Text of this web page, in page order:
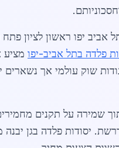
אביב יפו ראשון לציון
פלדה בתל אביב-יפו מציע
שמירה על תקנים
יסודות פלדה בגן יבנה